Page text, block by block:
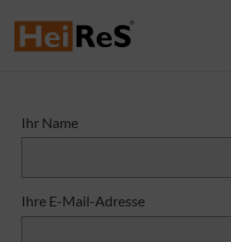
Ihr Name
Ihre E-Mail-Adresse